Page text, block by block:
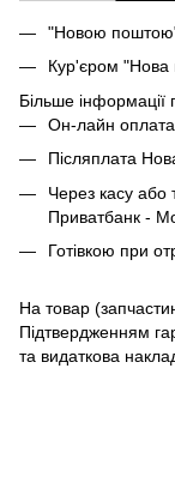
"Новою поштою"
Кур'єром "Нова
Більше інформації
Он-лайн
Післяплата
Через касу або
Приватбанк -
Готівкою при
На товар
Підтвердженням
та видаткова